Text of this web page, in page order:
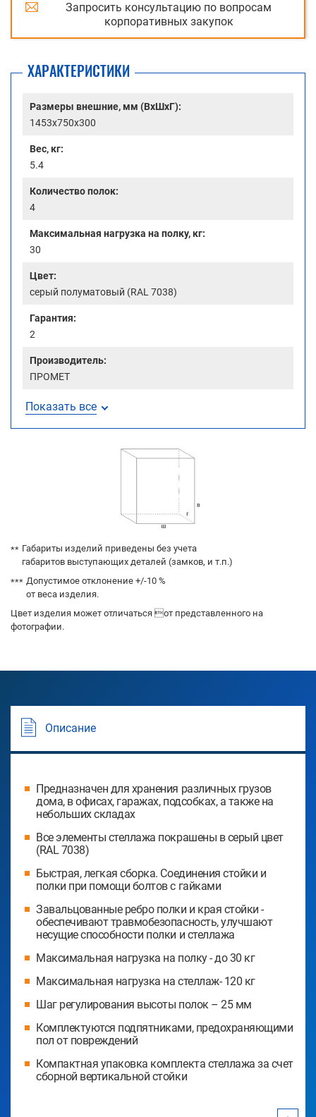
Запросить консультацию по вопросам
корпоративных закупок
ХАРАКТЕРИСТИКИ
Размеры внешние, мм (ВхШхГ):
1453x750x300
Вес, кг:
5.4
Количество полок:
4
Максимальная нагрузка на полку, кг:
30
Цвет:
серый полуматовый (RAL 7038)
Гарантия:
2
Производитель:
ПРОМЕТ
Показать все
Габариты изделий приведены без учета
габаритов выступающих деталей (замков, и т.п.)
Допустимое отклонение +/-10 %
от веса изделия.
Цвет изделия может отличаться от представленного на
фотографии.
Описание
Предназначен для хранения различных грузов
дома, в офисах, гаражах, подсобках, а также на
небольших складах
Все элементы стеллажа покрашены в серый цвет
(RAL 7038)
Быстрая, легкая сборка. Соединения стойки и
полки при помощи болтов с гайками
Завальцованные ребро полки и края стойки -
обеспечивают травмобезопасность, улучшают
несущие способности полки и стеллажа
Максимальная нагрузка на полку - до 30 кг
Максимальная нагрузка на стеллаж- 120 кг
Шаг регулирования высоты полок – 25 мм
Комплектуются подпятниками, предохраняющими
пол от повреждений
Компактная упаковка комплекта стеллажа за счет
сборной вертикальной стойки